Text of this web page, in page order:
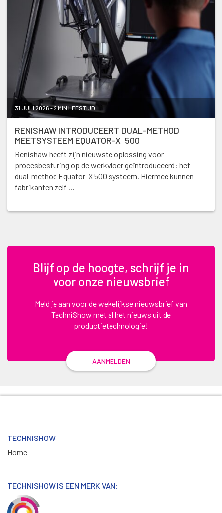
31 JULI 2026 - 2 MIN LEESTIJD
RENISHAW INTRODUCEERT DUAL-METHOD
MEETSYSTEEM EQUATOR-X 500
Renishaw heeft zijn nieuwste oplossing voor
procesbesturing op de werkvloer geïntroduceerd: het
dual-method Equator-X 500 systeem. Hiermee kunnen
fabrikanten zelf …
Blijf op de hoogte, schrijf je in
voor onze nieuwsbrief
Meld je aan voor de wekelijkse nieuwsbrief van
TechniShow met al het nieuws uit de
productietechnologie!
AANMELDEN
TECHNISHOW
Home
TECHNISHOW IS EEN MERK VAN: